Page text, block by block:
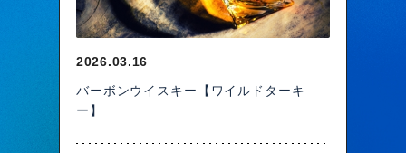
2026.03.16
バーボンウイスキー【ワイルドターキ
ー】